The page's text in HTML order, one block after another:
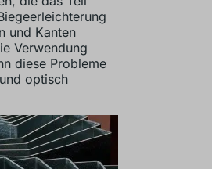
und Kanten
Verwendung
diese Probleme
optisch